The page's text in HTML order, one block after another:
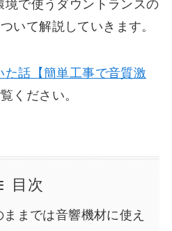
境で使うダウントランスの
いて解説していきます。
話【簡単工事で音質激
ください。
目次
までは音響機材に使え